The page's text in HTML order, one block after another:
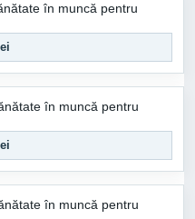
în muncă pentru
în muncă pentru
în muncă pentru